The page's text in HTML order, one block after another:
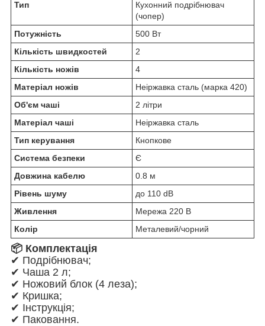
Тип
Кухонний подрібнювач
(чопер)
Потужність
500 Вт
Кількість швидкостей
2
Кількість ножів
4
Матеріал ножів
Неіржавка сталь (марка 420)
Об'єм чаші
2 літри
Матеріал чаші
Неіржавка сталь
Тип керування
Кнопкове
Система безпеки
Є
Довжина кабелю
0.8 м
Рівень шуму
до 110 dB
Живлення
Мережа 220 В
Колір
Металевий/чорний
📦 Комплектація
✔ Подрібнювач;
✔ Чаша 2 л;
✔ Ножовий блок (4 леза);
✔ Кришка;
✔ Інструкція;
✔ Паковання.